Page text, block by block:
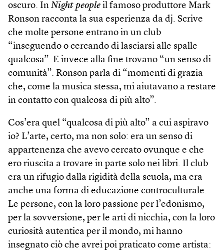
oscuro. In Night people il famoso produttore Mark
Ronson racconta la sua esperienza da dj. Scrive
che molte persone entrano in un club
“inseguendo o cercando di lasciarsi alle spalle
qualcosa”. E invece alla fine trovano “un senso di
comunità”. Ronson parla di “momenti di grazia
che, come la musica stessa, mi aiutavano a restare
in contatto con qualcosa di più alto”.
Cos’era quel “qualcosa di più alto” a cui aspiravo
io? L’arte, certo, ma non solo: era un senso di
appartenenza che avevo cercato ovunque e che
ero riuscita a trovare in parte solo nei libri. Il club
era un rifugio dalla rigidità della scuola, ma era
anche una forma di educazione controculturale.
Le persone, con la loro passione per l’edonismo,
per la sovversione, per le arti di nicchia, con la loro
curiosità autentica per il mondo, mi hanno
insegnato ciò che avrei poi praticato come artista: